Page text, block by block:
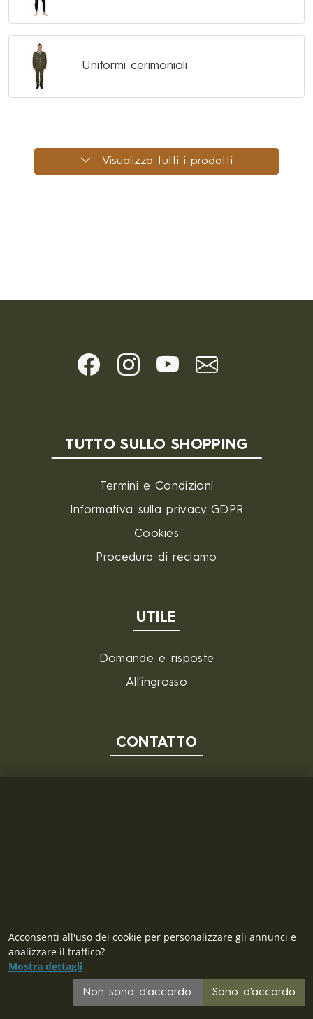
Acconsenti all'uso dei cookie per personalizzare gli annunci e
analizzare il traffico?
Mostra dettagli
Non sono d'accordo. Sono d'accordo
Uniformi cerimoniali
Visualizza tutti i prodotti
TUTTO SULLO SHOPPING
Termini e Condizioni
Informativa sulla privacy GDPR
Cookies
Procedura di reclamo
UTILE
Domande e risposte
All'ingrosso
CONTATTO